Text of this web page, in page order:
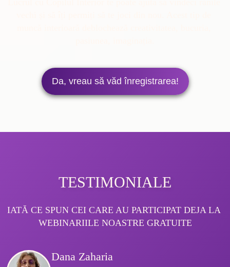
Da, vreau să văd înregistrarea!
TESTIMONIALE
IATĂ CE SPUN CEI CARE AU PARTICIPAT DEJA LA
WEBINARIILE NOASTRE GRATUITE
Dana Zaharia